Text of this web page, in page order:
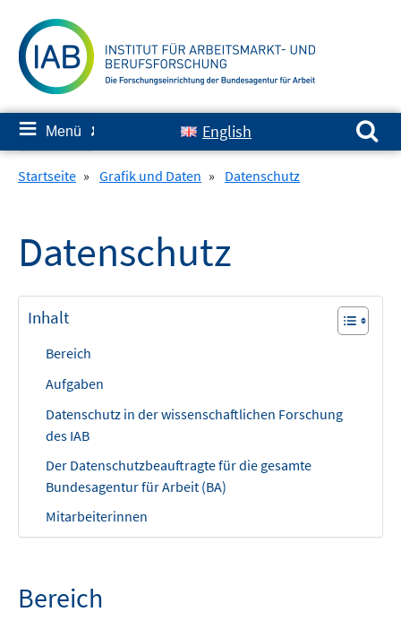
zum
Inhalt
≡ Menü ✘ English
Suchen nach:
Startseite » Grafik und Daten » Datenschutz
Datenschutz
Inhalt
Bereich
Aufgaben
Datenschutz in der wissenschaftlichen Forschung
des IAB
Der Datenschutzbeauftragte für die gesamte
Bundesagentur für Arbeit (BA)
Mitarbeiterinnen
Bereich